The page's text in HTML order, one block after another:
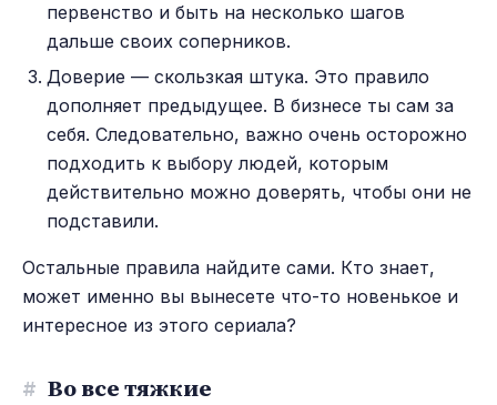
первенство и быть на несколько шагов
дальше своих соперников.
Доверие — скользкая штука. Это правило
дополняет предыдущее. В бизнесе ты сам за
себя. Следовательно, важно очень осторожно
подходить к выбору людей, которым
действительно можно доверять, чтобы они не
подставили.
Остальные правила найдите сами. Кто знает,
может именно вы вынесете что-то новенькое и
интересное из этого сериала?
# Во все тяжкие